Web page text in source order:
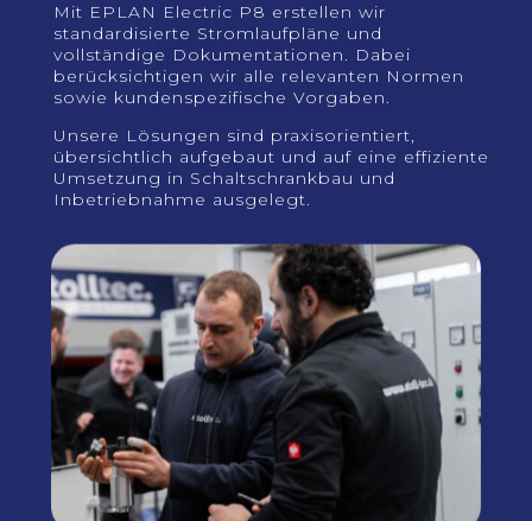
Mit EPLAN Electric P8 erstellen wir
standardisierte Stromlaufpläne und
vollständige Dokumentationen. Dabei
berücksichtigen wir alle relevanten Normen
sowie kundenspezifische Vorgaben.
Unsere Lösungen sind praxisorientiert,
übersichtlich aufgebaut und auf eine effiziente
Umsetzung in Schaltschrankbau und
Inbetriebnahme ausgelegt.